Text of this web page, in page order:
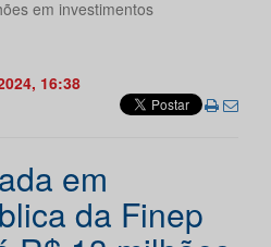
em investimentos
16:38
em
da Finep